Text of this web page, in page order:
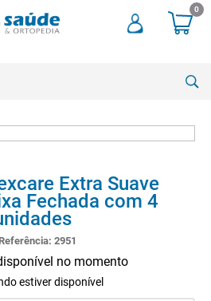
0
Extra Suave
Fechada com 4
: 2951
no momento
estiver disponível